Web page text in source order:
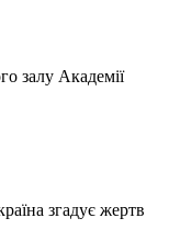
залу Академії
згадує жертв